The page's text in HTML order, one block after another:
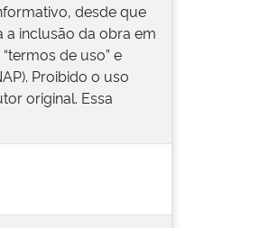
desde que
a inclusão da obra em
de uso” e
Proibido o uso
original. Essa